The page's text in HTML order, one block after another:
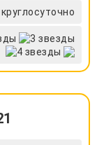
круглосуточно